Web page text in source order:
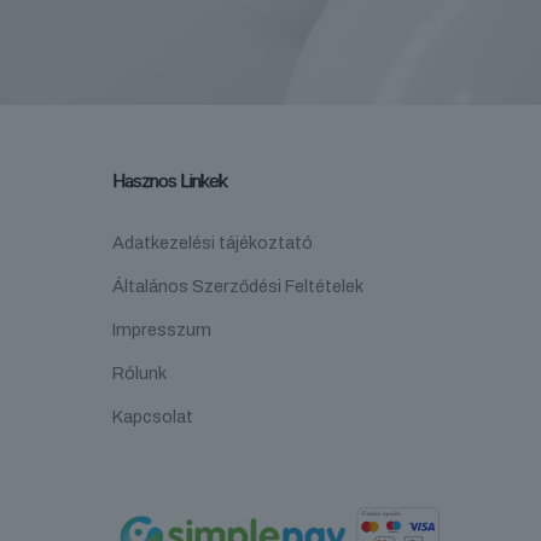
Hasznos Linkek
Adatkezelési tájékoztató
Általános Szerződési Feltételek
Impresszum
Rólunk
Kapcsolat